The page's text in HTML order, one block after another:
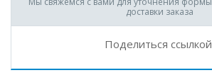
доставки заказа
Поделиться